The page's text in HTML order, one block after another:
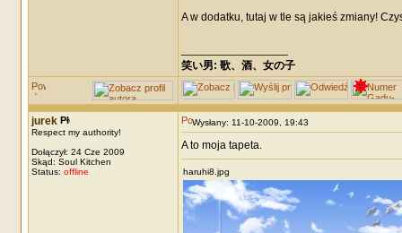
A w dodatku, tutaj w tle są jakieś zmiany!
笑い男: 歌、酒、女の子 DRM:
jurek
Respect my authority!
Dołączył: 24 Cze 2009
Skąd: Soul Kitchen
Status: offline
Wysłany: 11-10-2009, 19:43
A to moja tapeta.
haruhi8.jpg